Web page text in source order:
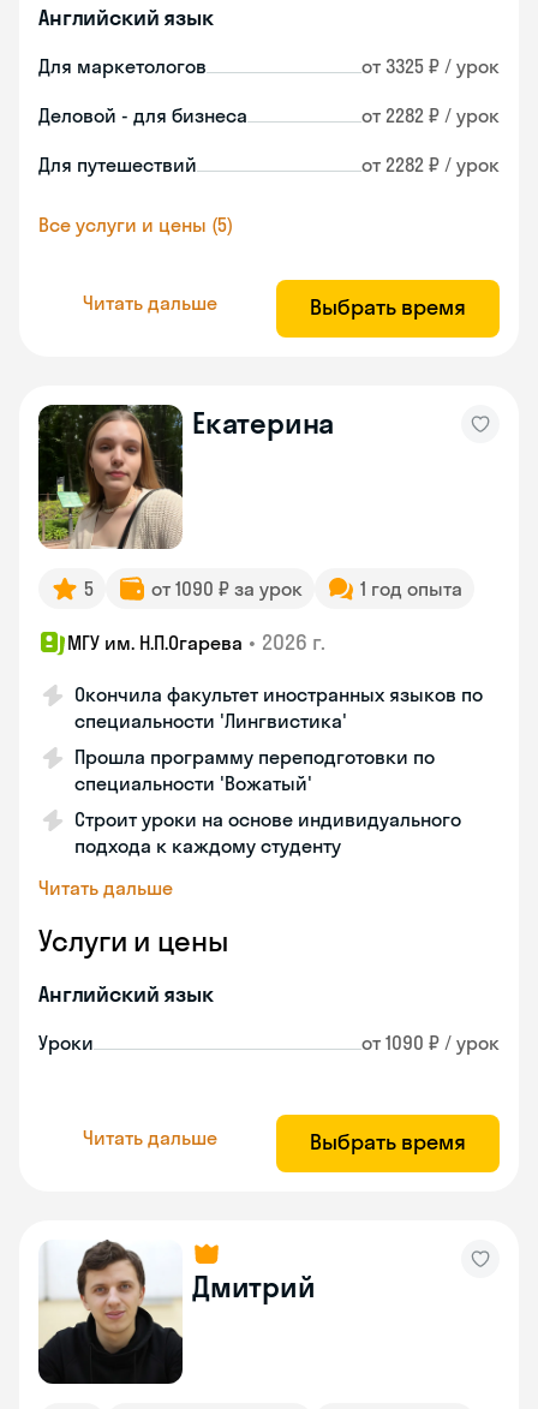
Английский язык
Для маркетологов от 3325 ₽ / урок
Деловой - для бизнеса от 2282 ₽ / урок
Для путешествий от 2282 ₽ / урок
Все услуги и цены (5)
Читать дальше Выбрать время
Екатерина
5 от 1090 ₽ за урок 1 год опыта
МГУ им. Н.П.Огарева • 2026 г.
Окончила факультет иностранных языков по
специальности 'Лингвистика'
Прошла программу переподготовки по
специальности 'Вожатый'
Строит уроки на основе индивидуального
подхода к каждому студенту
Читать дальше
Услуги и цены
Английский язык
Уроки от 1090 ₽ / урок
Читать дальше Выбрать время
Дмитрий